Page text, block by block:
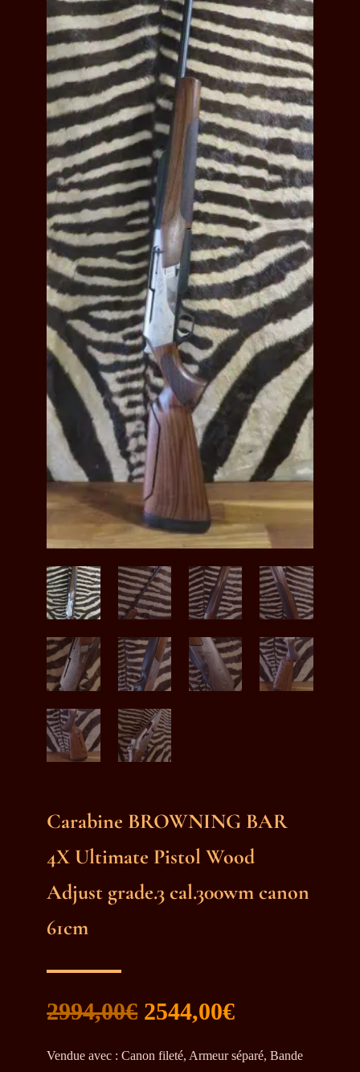
Carabine BROWNING BAR
4X Ultimate Pistol Wood
Adjust grade.3 cal.300wm canon
61cm
2994,00€ Le
initial
était :
2544,00€Le
actuel
est :
Vendue avec :Canon fileté, Armeur séparé, Bande